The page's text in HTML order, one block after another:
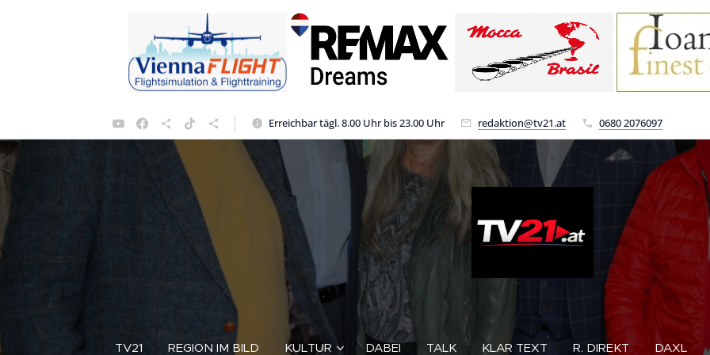
Erreichbar tägl. 8.00 Uhr bis 23.00 Uhr redaktion@tv21.at 0680 2076097
TV21 REGION IM BILD KULTUR DABEI TALK KLAR TEXT R. DIREKT DAXL